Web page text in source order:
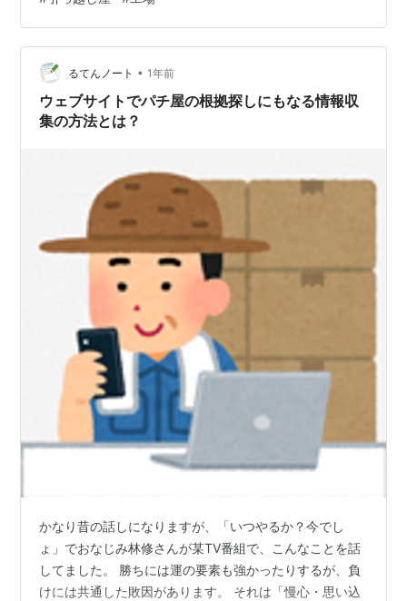
校生の時にアルバイトしてました。時給６５０円という
当時の沖縄では割と高い時給でした。沖縄では珍しく
「沖縄そば」ではなく、本格的な「和蕎麦」でした。 所
感 自分で言うのも何ですが、かなり不器用でしたので、
調理スタッフとして雇われ…
るてんノート • 1年前
ウェブサイトでパチ屋の根拠探しにもなる情報収
集の方法とは？
かなり昔の話しになりますが、「いつやるか？今でし
ょ」でおなじみ林修さんが某TV番組で、こんなことを話
してました。 勝ちには運の要素も強かったりするが、負
けには共通した敗因があります。 それは「慢心・思い込